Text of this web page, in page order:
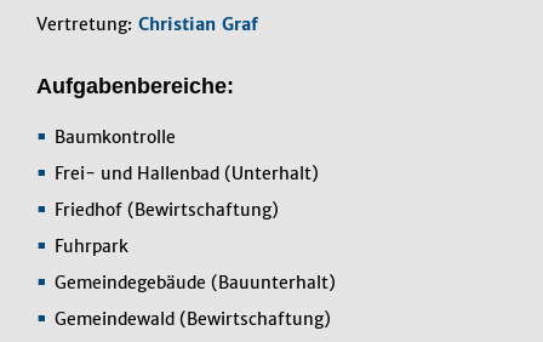
Vertretung: Christian Graf
Aufgabenbereiche:
Baumkontrolle
Frei- und Hallenbad (Unterhalt)
Friedhof (Bewirtschaftung)
Fuhrpark
Gemeindegebäude (Bauunterhalt)
Gemeindewald (Bewirtschaftung)